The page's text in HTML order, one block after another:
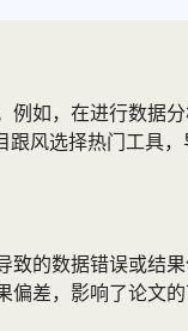
如，在进行数据
风选择热门工具
的数据错误或结
差，影响了论文的